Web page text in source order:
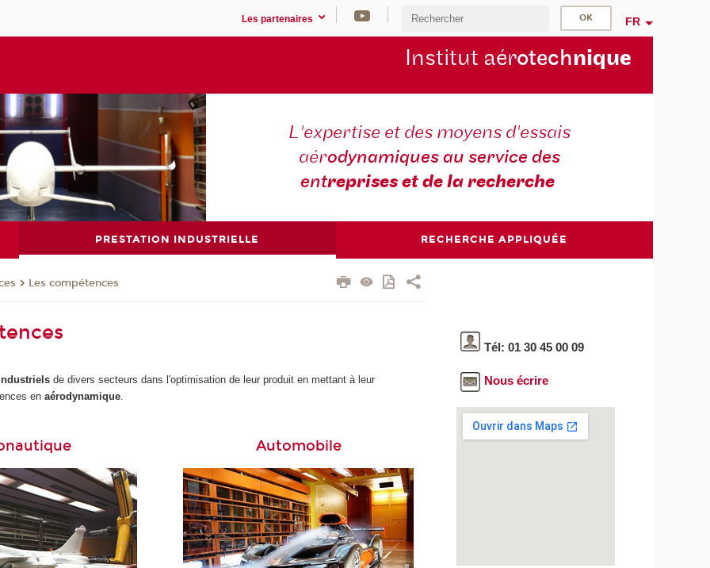
Les partenaires FR
Institut aérotechnique
L'expertise et des moyens d'essais
aérodynamiques au service des
entreprises et de la recherche
PRESTATION INDUSTRIELLE RECHERCHE APPLIQUÉE
Les compétences
de divers secteurs dans l'optimisation de leur produit en mettant à leur
enaérodynamique
Automobile
Tél: 01 30 45 00 09
Nous écrire